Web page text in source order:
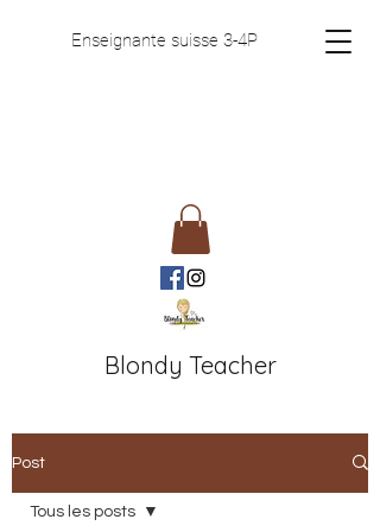
Enseignante suisse 3-4P
Blondy Teacher
Post
Tous les posts